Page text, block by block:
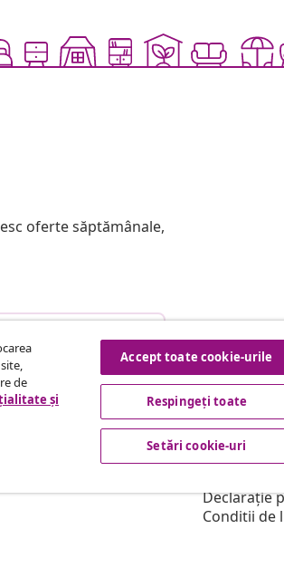
oferte săptămânale,
din contract
vidaXL
Despre
Termeni &
Politica
Declarație
Condiții de
de
și
Accept toate cookie-urile
Respingeți toate
Setări cookie-uri